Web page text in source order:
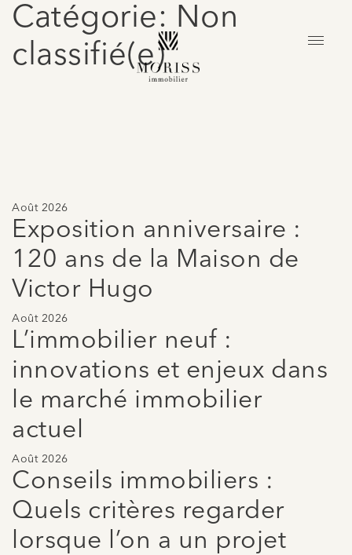
Catégorie: Non
classifié(e)
Août 2026
Exposition anniversaire :
120 ans de la Maison de
Victor Hugo
Août 2026
L’immobilier neuf :
innovations et enjeux dans
le marché immobilier
actuel
Août 2026
Conseils immobiliers :
Quels critères regarder
lorsque l’on a un projet